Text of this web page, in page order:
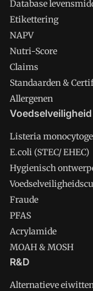
Database
Etikettering
NAPV
Nutri-Score
Claims
Standaarden &
Allergenen
Voedselveiligheid
Listeria
E.coli (STEC/ EHEC)
Hygienisch
Fraude
PFAS
Acrylamide
MOAH & MOSH
R&D
Alternatieve